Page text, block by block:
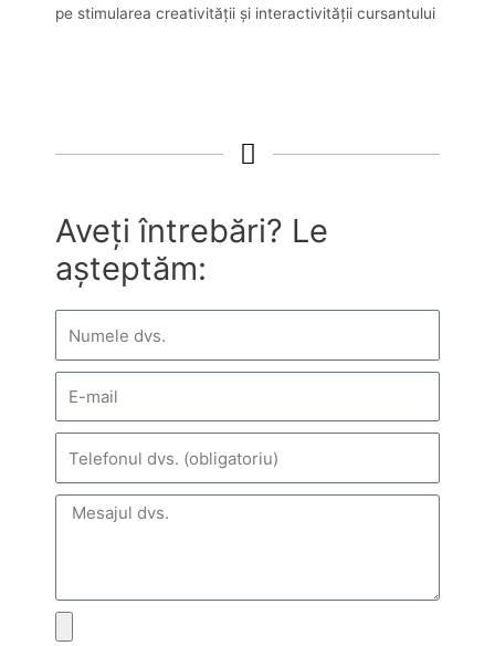
pe stimularea creativităţii şi interactivităţii cursantului
Aveți întrebări? Le
așteptăm: